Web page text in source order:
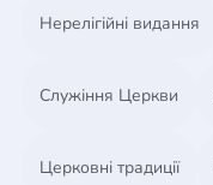
Нерелігійні видання
Служіння Церкви
Церковні традиції